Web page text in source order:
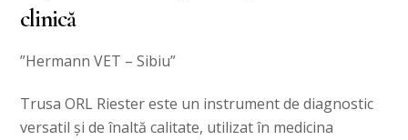
clinică
”Hermann VET – Sibiu”
Trusa ORL Riester este un instrument de diagnostic
versatil și de înaltă calitate, utilizat în medicina